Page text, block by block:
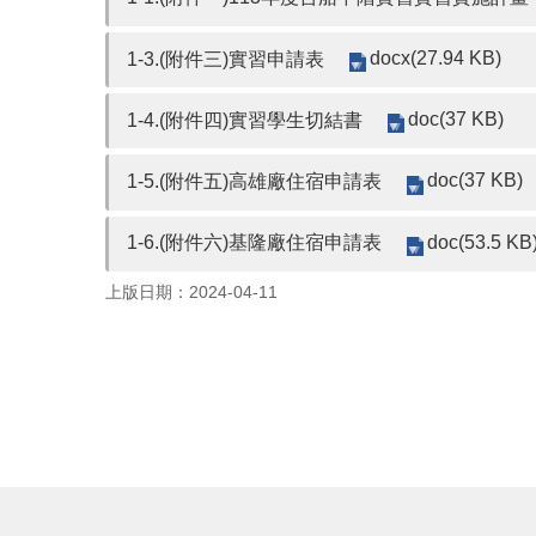
1-3.(附件三)實習申請表 docx(27.94 KB)
1-4.(附件四)實習學生切結書 doc(37 KB)
1-5.(附件五)高雄廠住宿申請表 doc(37 KB)
1-6.(附件六)基隆廠住宿申請表 doc(53.5
上版日期：2024-04-11